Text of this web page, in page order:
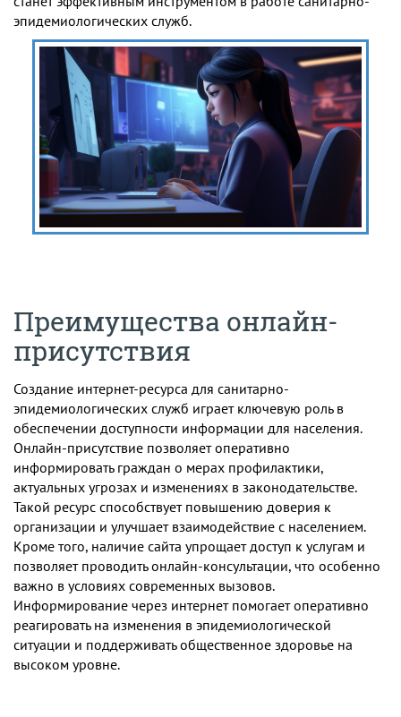
эпидемиологических служб.
Преимущества онлайн-
присутствия
Создание интернет-ресурса для санитарно-
эпидемиологических служб играет ключевую роль в
обеспечении доступности информации для населения.
Онлайн-присутствие позволяет оперативно
информировать граждан о мерах профилактики,
актуальных угрозах и изменениях в законодательстве.
Такой ресурс способствует повышению доверия к
организации и улучшает взаимодействие с населением.
Кроме того, наличие сайта упрощает доступ к услугам и
позволяет проводить онлайн-консультации, что особенно
важно в условиях современных вызовов.
Информирование через интернет помогает оперативно
реагировать на изменения в эпидемиологической
ситуации и поддерживать общественное здоровье на
высоком уровне.